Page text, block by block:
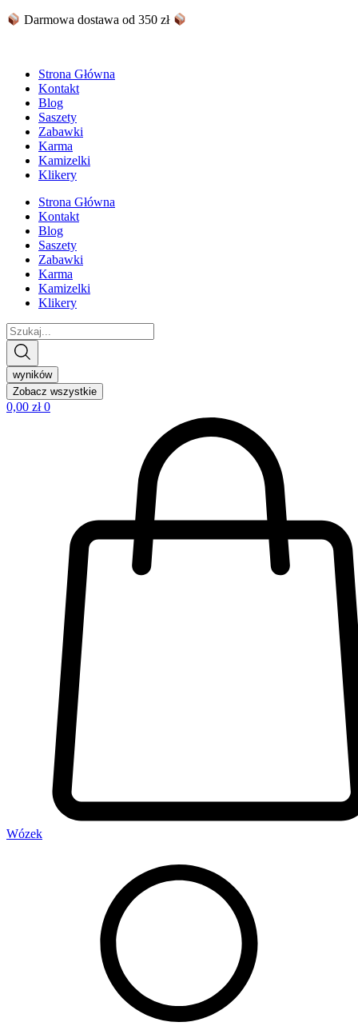
SkipDarmowa dostawa od 350 zł
Strona Główna
Kontakt
Blog
Saszety
Zabawki
Karma
Kamizelki
Klikery
Strona Główna
Kontakt
Blog
Saszety
Zabawki
Karma
Kamizelki
Klikery
Search
...
wyników
Zobacz wszystkie
0,00 zł 0
Wózek